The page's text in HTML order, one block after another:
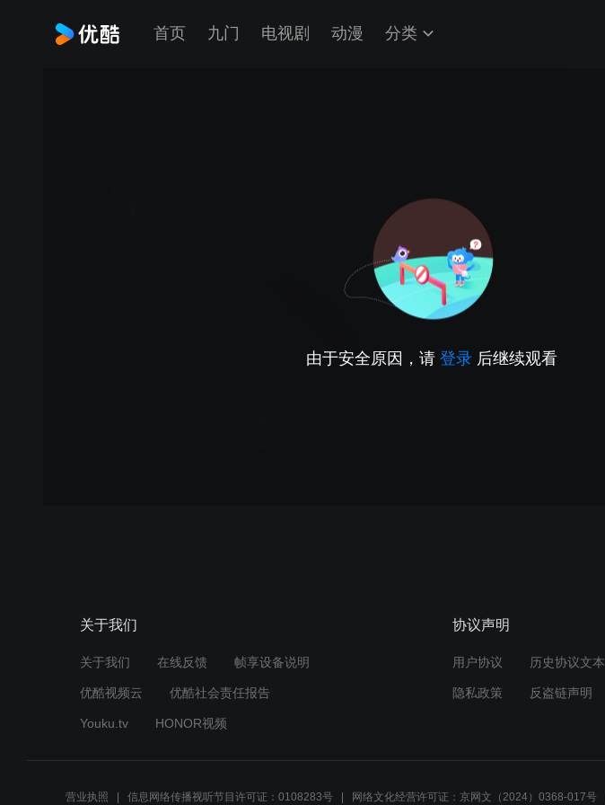
首页 九门 电视剧 动漫 分类
由于安全原因，请 登录 后继续观看
关于我们
关于我们 在线反馈 帧享设备说明
优酷视频云 优酷社会责任报告
Youku.tv HONOR视频
协议声明
用户协议 历史协议文本
隐私政策 反盗链声明
营业执照 信息网络传播视听节目许可证：0108283号 网络文化经营许可证：京网文（2024）0368-017号